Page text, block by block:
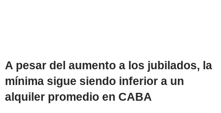
A pesar del aumento a los jubilados, la
mínima sigue siendo inferior a un
alquiler promedio en CABA